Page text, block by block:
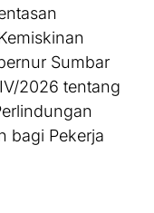
Sumbar
2026 tentang
bagi Pekerja